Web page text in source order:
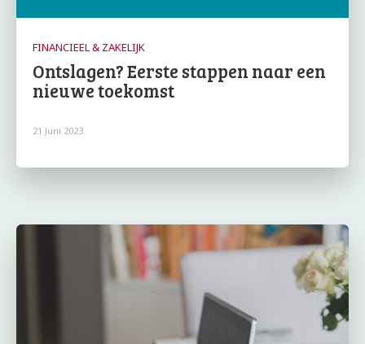
FINANCIEEL & ZAKELIJK
Ontslagen? Eerste stappen naar een
nieuwe toekomst
21 Juni 2023